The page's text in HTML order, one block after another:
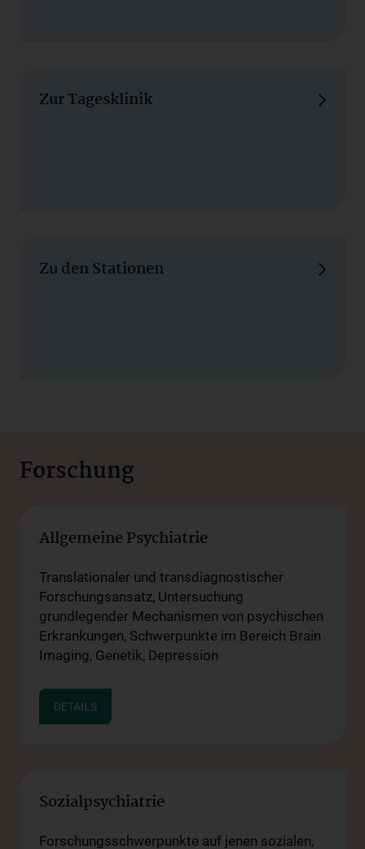
Zur Tagesklinik
Zu den Stationen
Forschung
Allgemeine Psychiatrie
Translationaler und transdiagnostischer
Forschungsansatz, Untersuchung
grundlegender Mechanismen von psychischen
Erkrankungen, Schwerpunkte im Bereich Brain
Imaging, Genetik, Depression
DETAILS
Sozialpsychiatrie
Forschungsschwerpunkte auf jenen sozialen,